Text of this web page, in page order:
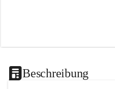
Beschreibung